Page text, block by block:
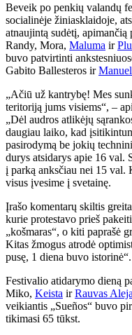
Beveik po penkių valandų
socialinėje žiniasklaidoje,
atnaujintą sudėtį,
Randy, Mora, Maluma ir
buvo patvirtinti
Gabito Ballesteros ir
„Ačiū už kantrybę! Mes
teritoriją jums visiems“, –
„Dėl audros atlikėjų
daugiau laiko, kad
pasirodymą be jokių
durys atsidarys apie 16 val.
į parką anksčiau nei 15 val.
visus įvesime į svetainę.
Įrašo komentarų skiltis
kurie protestavo prieš
„košmaras“, o kiti paprašė
Kitas žmogus atrodė
pusę, 1 diena buvo istorinė“.
Festivalio atidarymo dieną
Miko, Keista irRauvas
veikiantis „Sueños“ buvo
tikimasi 65 tūkst.